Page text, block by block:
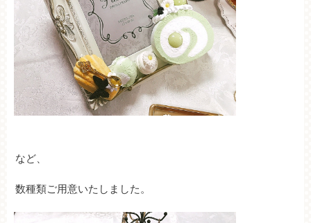
など、
数種類ご用意いたしました。